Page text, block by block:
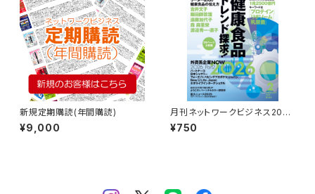
新規定期購読(年間購読)
¥9,000
月刊ネットワークビジネス2026
年２月号
¥750